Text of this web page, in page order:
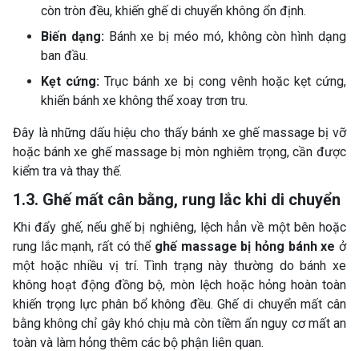
còn tròn đều, khiến ghế di chuyển không ổn định.
Biến dạng:Bánh xe bị méo mó, không còn hình dạng
ban đầu.
Kẹt cứng: Trục bánh xe bị cong vênh hoặc kẹt cứng,
khiến bánh xe không thể xoay trơn tru.
Đây là những dấu hiệu cho thấy bánh xe ghế massage bị vỡ
hoặc bánh xe ghế massage bị mòn nghiêm trọng, cần được
kiểm tra và thay thế.
1.3. Ghế mất cân bằng, rung lắc khi di chuyển
Khi đẩy ghế, nếu ghế bị nghiêng, lệch hẳn về một bên hoặc
rung lắc mạnh, rất có thể ghế massage bị hỏng bánh xe ở
một hoặc nhiều vị trí. Tình trạng này thường do bánh xe
không hoạt động đồng bộ, mòn lệch hoặc hỏng hoàn toàn
khiến trọng lực phân bổ không đều. Ghế di chuyển mất cân
bằng không chỉ gây khó chịu mà còn tiềm ẩn nguy cơ mất an
toàn và làm hỏng thêm các bộ phận liên quan.